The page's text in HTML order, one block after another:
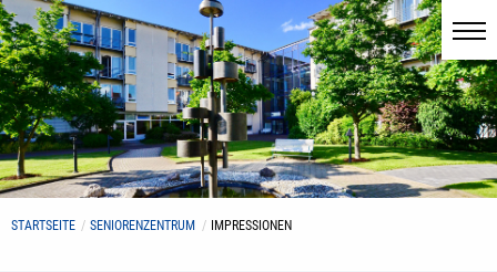
STARTSEITE SENIORENZENTRUM IMPRESSIONEN